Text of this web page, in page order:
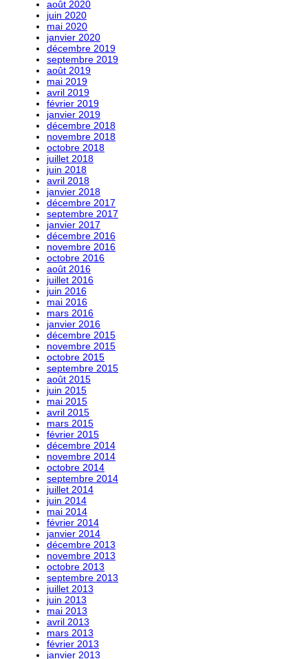
août 2020
juin 2020
mai 2020
janvier 2020
décembre 2019
septembre 2019
août 2019
mai 2019
avril 2019
février 2019
janvier 2019
décembre 2018
novembre 2018
octobre 2018
juillet 2018
juin 2018
avril 2018
janvier 2018
décembre 2017
septembre 2017
janvier 2017
décembre 2016
novembre 2016
octobre 2016
août 2016
juillet 2016
juin 2016
mai 2016
mars 2016
janvier 2016
décembre 2015
novembre 2015
octobre 2015
septembre 2015
août 2015
juin 2015
mai 2015
avril 2015
mars 2015
février 2015
décembre 2014
novembre 2014
octobre 2014
septembre 2014
juillet 2014
juin 2014
mai 2014
février 2014
janvier 2014
décembre 2013
novembre 2013
octobre 2013
septembre 2013
juillet 2013
juin 2013
mai 2013
avril 2013
mars 2013
février 2013
janvier 2013